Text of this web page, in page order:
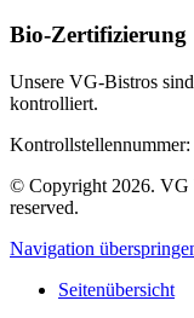
Bio-Zertifizierung
Unsere VG-Bistros
kontrolliert.
© Copyright 2026. VG
reserved.
Navigation
Seitenübersicht